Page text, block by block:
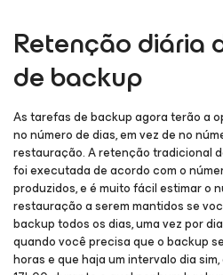
Retenção diária
de backup
As tarefas de backup agora terão a
no número de dias, em vez de no
restauração. A retenção tradicional
foi executada de acordo com o
produzidos, e é muito fácil estimar o
restauração a serem mantidos se
backup todos os dias, uma vez por
quando você precisa que o backup
horas e que haja um intervalo dia